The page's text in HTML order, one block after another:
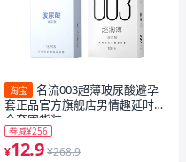
淘宝
名流003超薄玻尿酸避孕
套正品官方旗舰店男情趣延时安
全套囤货装
券减¥256
¥12.9 ¥268.9